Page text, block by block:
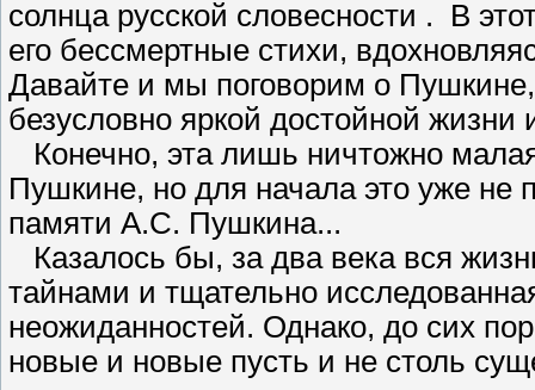
солнца русской словесности . В
его бессмертные стихи,
Давайте и мы поговорим о
безусловно яркой достойной
Конечно, эта лишь ничтожно
Пушкине, но для начала это уже
памяти А.С. Пушкина...
Казалось бы, за два века вся
тайнами и тщательно
неожиданностей. Однако, до сих
новые и новые пусть и не столь